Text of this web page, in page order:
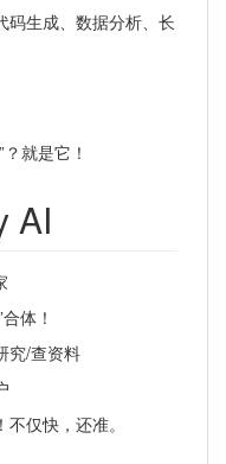
码生成、数据分析、长
就是它！
AI
体！
究/查资料
仅快，还准。